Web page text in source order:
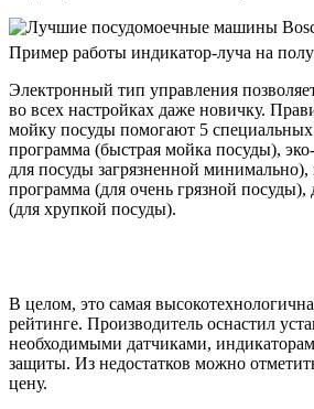
Пример работы индикатор-луча на полу
Электронный тип управления
во всех настройках даже новичку.
мойку посуды помогают 5
программа (быстрая мойка посуды),
для посуды загрязненной минимально),
программа (для очень грязной посуды),
(для хрупкой посуды).
В целом, это самая
рейтинге. Производитель оснастил
необходимыми датчиками,
защиты. Из недостатков можно
цену.